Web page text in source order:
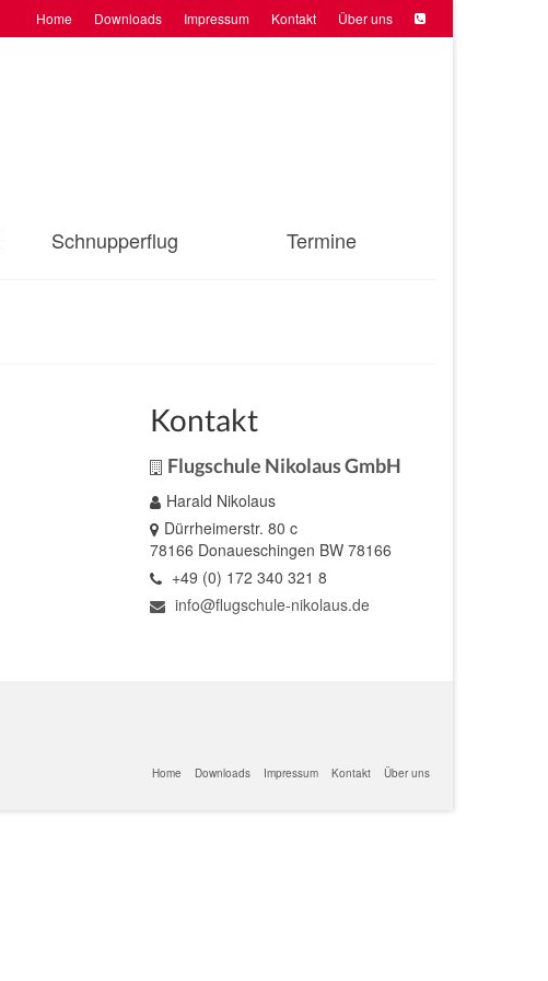
Home Downloads Impressum Kontakt Über uns
Schnupperflug Termine
Kontakt
Flugschule Nikolaus GmbH
Harald Nikolaus
Dürrheimerstr. 80 c
78166 Donaueschingen BW 78166
+49 (0) 172 340 321 8
info@flugschule-nikolaus.de
Home Downloads Impressum Kontakt Über uns